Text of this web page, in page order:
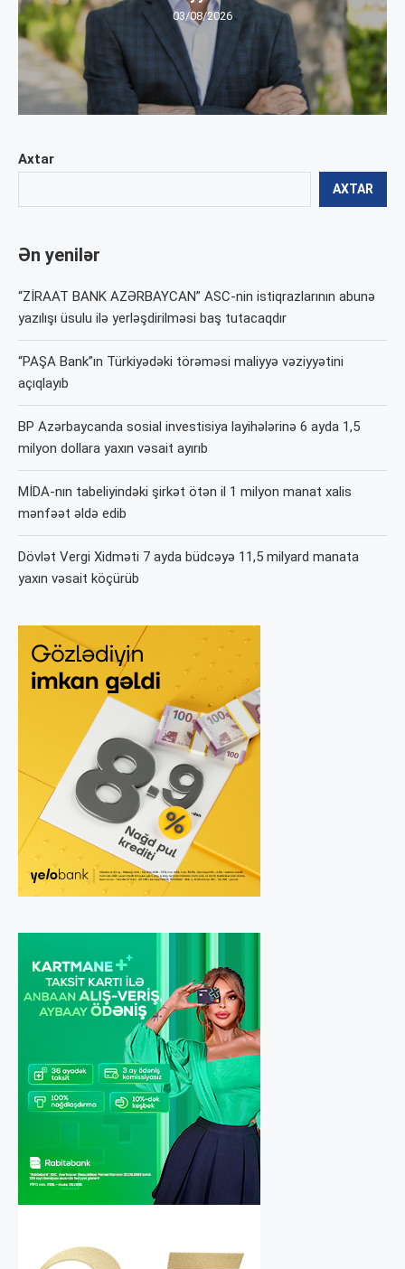
Axtar
AXTAR
Ən yenilər
“ZİRAAT BANK AZƏRBAYCAN” ASC-nin istiqrazlarının abunə
yazılışı üsulu ilə yerləşdirilməsi baş tutacaqdır
“PAŞA Bank”ın Türkiyədəki törəməsi maliyyə vəziyyətini
açıqlayıb
BP Azərbaycanda sosial investisiya layihələrinə 6 ayda 1,5
milyon dollara yaxın vəsait ayırıb
MİDA-nın tabeliyindəki şirkət ötən il 1 milyon manat xalis
mənfəət əldə edib
Dövlət Vergi Xidməti 7 ayda büdcəyə 11,5 milyard manata
yaxın vəsait köçürüb
03/08/2026